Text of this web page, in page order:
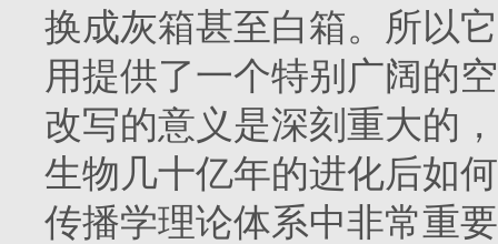
换成灰箱甚至白箱。所以
用提供了一个特别广阔的
改写的意义是深刻重大的
生物几十亿年的进化后如
传播学理论体系中非常重